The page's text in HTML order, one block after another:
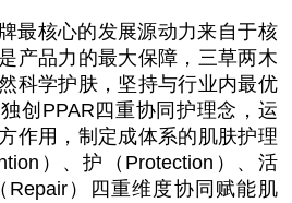
最核心的发展源动力来自于核
产品力的最大保障，三草两木
科学护肤，坚持与行业内最优
创PPAR四重协同护理念，运
作用，制定成体系的肌肤护理
）、护（Protection）、活
Repair）四重维度协同赋能肌